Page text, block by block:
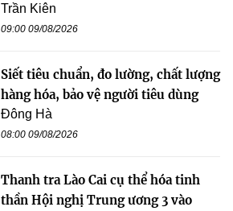
Trần Kiên
09:00 09/08/2026
Siết tiêu chuẩn, đo lường, chất lượng
hàng hóa, bảo vệ người tiêu dùng
Đông Hà
08:00 09/08/2026
Thanh tra Lào Cai cụ thể hóa tinh
thần Hội nghị Trung ương 3 vào